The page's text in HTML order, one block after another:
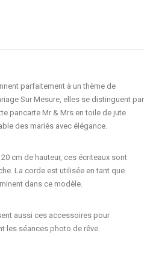
parfaitement à un thème de
Sur Mesure, elles se distinguent par
pancarte Mr & Mrs entoile de jute
des mariés avec élégance.
20 cm de hauteur, ces écriteaux sont
La corde est utilisée en tant que
dans ce modèle.
aussi ces accessoires pour
les séances photo de rêve.